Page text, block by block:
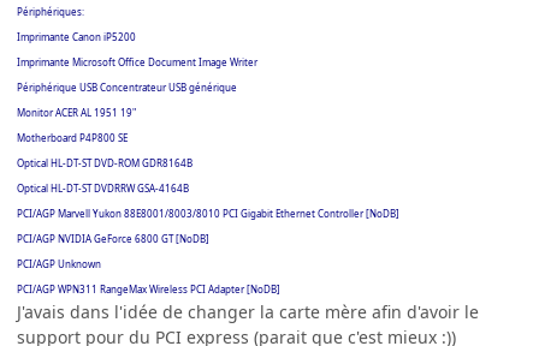
Périphériques:
Imprimante Canon iP5200
Imprimante Microsoft Office Document Image Writer
Périphérique USB Concentrateur USB générique
Monitor ACER AL 1951 19"
Motherboard P4P800 SE
Optical HL-DT-ST DVD-ROM GDR8164B
Optical HL-DT-ST DVDRRW GSA-4164B
PCI/AGP Marvell Yukon 88E8001/8003/8010 PCI Gigabit Ethernet Controller [NoDB]
PCI/AGP NVIDIA GeForce 6800 GT [NoDB]
PCI/AGP Unknown
PCI/AGP WPN311 RangeMax Wireless PCI Adapter [NoDB]
J'avais dans l'idée de changer la carte mère afin d'avoir le
support pour du PCI express (parait que c'est mieux :))